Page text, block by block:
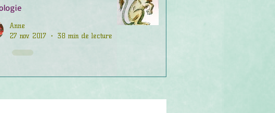
Anne
27 nov. 2017
38 min de lecture